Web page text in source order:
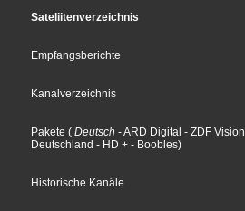
Sateliitenverzeichnis
Empfangsberichte
Kanalverzeichnis
Pakete ( Deutsch - ARD Digital - ZDF Vision
Deutschland - HD + - Boobles)
Historische Kanäle